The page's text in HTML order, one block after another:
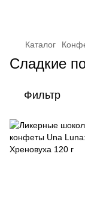
Каталог
Сладкие
Фильтр